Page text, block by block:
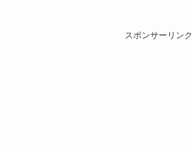
スポンサーリンク